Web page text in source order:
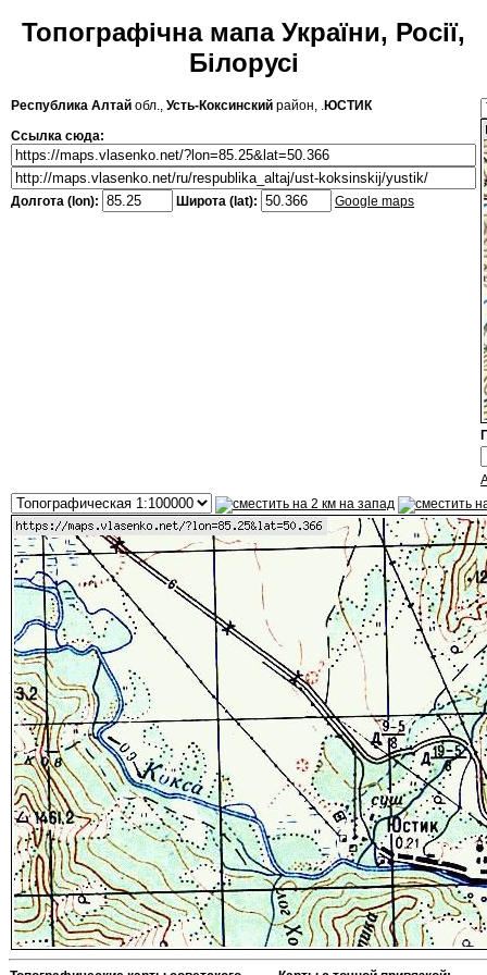
Топографічна мапа України, Росії,
Білорусі
Республика Алтай обл., Усть-Коксинский район, .ЮСТИК
Ссылка сюда:
Долгота (lon): Широта (lat): Google maps